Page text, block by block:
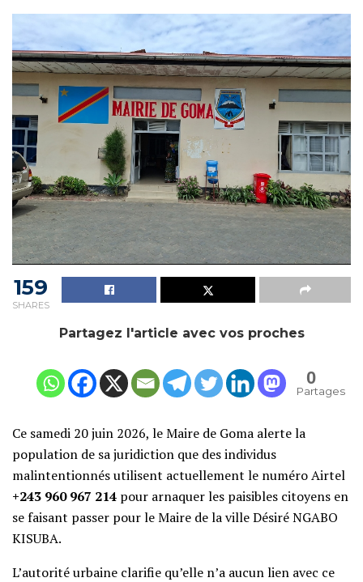
159
SHARES
Partagez l'article avec vos proches
0
Partages
Ce samedi 20 juin 2026, le Maire de Goma alerte la
population de sa juridiction que des individus
malintentionnés utilisent actuellement le numéro Airtel
+243 960 967 214 pour arnaquer les paisibles citoyens en
se faisant passer pour le Maire de la ville Désiré NGABO
KISUBA.
L’autorité urbaine clarifie qu’elle n’a aucun lien avec ce